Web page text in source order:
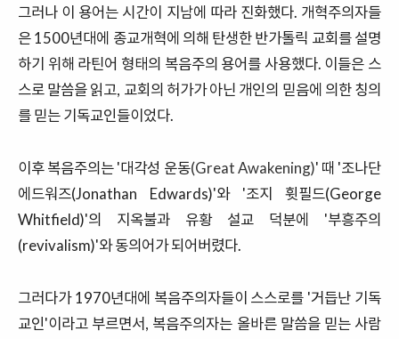
그러나 이 용어는 시간이 지남에 따라 진화했다. 개혁주의자들
은1500년대에 종교개혁에 의해 탄생한반가톨릭 교회를 설명
하기 위해 라틴어 형태의 복음주의 용어를 사용했다. 이들은 스
스로말씀을읽고, 교회의 허가가아닌 개인의 믿음에 의한칭의
를믿는기독교인들이었다.
이후 복음주의는'대각성 운동(Great Awakening)' 때 '조나단
에드워즈(Jonathan Edwards)'와'조지 휫필드(George
Whitfield)'의 지옥불과 유황 설교 덕분에 '부흥주의
(revivalism)'와동의어가되어버렸다.
그러다가1970년대에 복음주의자들이 스스로를 '거듭난 기독
교인'이라고 부르면서, 복음주의자는 올바른 말씀을 믿는 사람